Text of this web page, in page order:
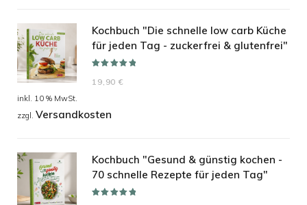
Kochbuch "Die schnelle low carb Küche
für jeden Tag - zuckerfrei & glutenfrei"
5.00 von 5
19,90€
inkl. 10 % MwSt.
zzgl. Versandkosten
Kochbuch "Gesund & günstig kochen -
70 schnelle Rezepte für jeden Tag"